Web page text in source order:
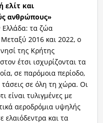
ελίτ και
ανθρώπους»
Ελλάδα: τα ζώα
2016 και 2022, ο
της Κρήτης
έτσι ισχυρίζονται τα
σε παρόμοια περίοδο,
σε όλη τη χώρα. Οι
είναι τυλιγμένες με
αεροδρόμια υψηλής
ελαιόδεντρα και τα